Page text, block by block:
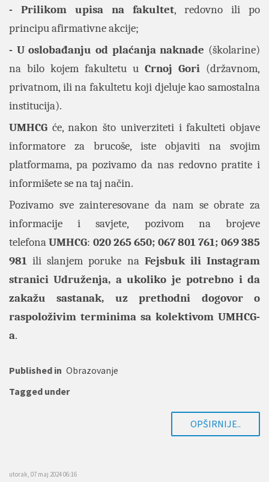
- Prilikom upisa na fakultet, redovno ili po
principu afirmativne akcije;
- U oslobađanju od plaćanja naknade (školarine)
na bilo kojem fakultetu u Crnoj Gori (državnom,
privatnom, ili na fakultetu koji djeluje kao samostalna
institucija).
UMHCG će, nakon što univerziteti i fakulteti objave
informatore za brucoše, iste objaviti na svojim
platformama, pa pozivamo da nas redovno pratite i
informišete se na taj način.
Pozivamo sve zainteresovane da nam se obrate za
informacije i savjete, pozivom na brojeve
telefonaUMHCG: 020 265 650; 067 801 761; 069 385
981 ili slanjem poruke na Fejsbuk ili Instagram
stranici Udruženja, a ukoliko je potrebno i da
zakažu sastanak, uz prethodni dogovor o
raspoloživim terminima sa kolektivom UMHCG-
a.
Published in Obrazovanje
Tagged under
OPŠIRNIJE..
utorak, 07 maj 2024 06:16